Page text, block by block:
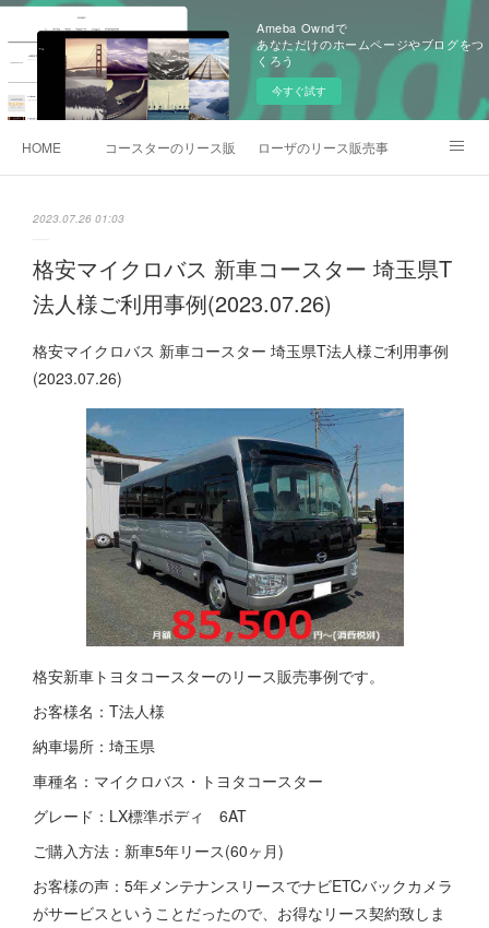
Ameba Owndで
あなただけのホームページやブログをつ
くろう
今すぐ試す
HOME コースターのリース販売事例ローザのリース販売事例
2023.07.26 01:03
格安マイクロバス 新車コースター 埼玉県T
法人様ご利用事例(2023.07.26)
格安マイクロバス 新車コースター 埼玉県T法人様ご利用事例
(2023.07.26)
格安新車トヨタコースターのリース販売事例です。
お客様名：T法人様
納車場所：埼玉県
車種名：マイクロバス・トヨタコースター
グレード：LX標準ボディ 6AT
ご購入方法：新車5年リース(60ヶ月)
お客様の声：5年メンテナンスリースでナビETCバックカメラ
がサービスということだったので、お得なリース契約致しま